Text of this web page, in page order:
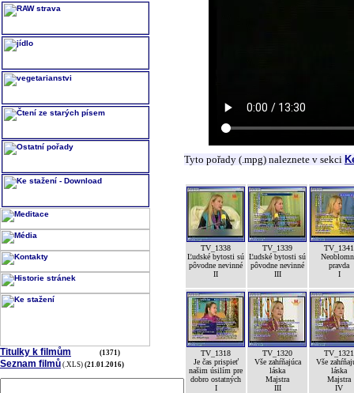
Titulky k filmům (1371)
Seznam filmů (.XLS) (21.01.2016)
Tyto pořady (.mpg) naleznete v sekci
TV_1338
Ľudské bytosti sú
pôvodne nevinné
II
TV_1339
Ľudské bytosti sú
pôvodne nevinné
III
TV_1341
pravda
I
TV_1318
Je čas prispieť
našim úsilím pre
dobro ostatných
I
TV_1320
Vše zahŕňajúca
láska
Majstra
III
TV_1321
Vše
láska
Majstra
IV